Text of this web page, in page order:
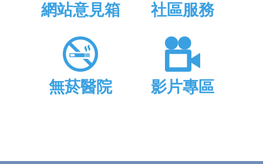
網站意見箱 社區服務
無菸醫院 影片專區